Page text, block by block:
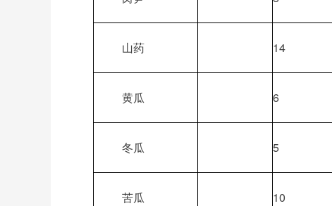
山药 14
黄瓜 6
冬瓜 5
苦瓜 10